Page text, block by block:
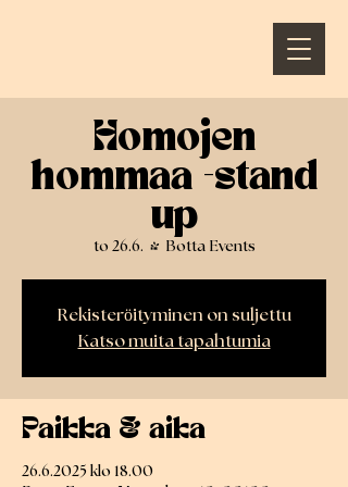
Homojen
hommaa -stand
up
to 26.6.
  |
Botta Events
Rekisteröityminen on suljettu
Katso muita tapahtumia
Paikka & aika
26.6.2025 klo 18.00